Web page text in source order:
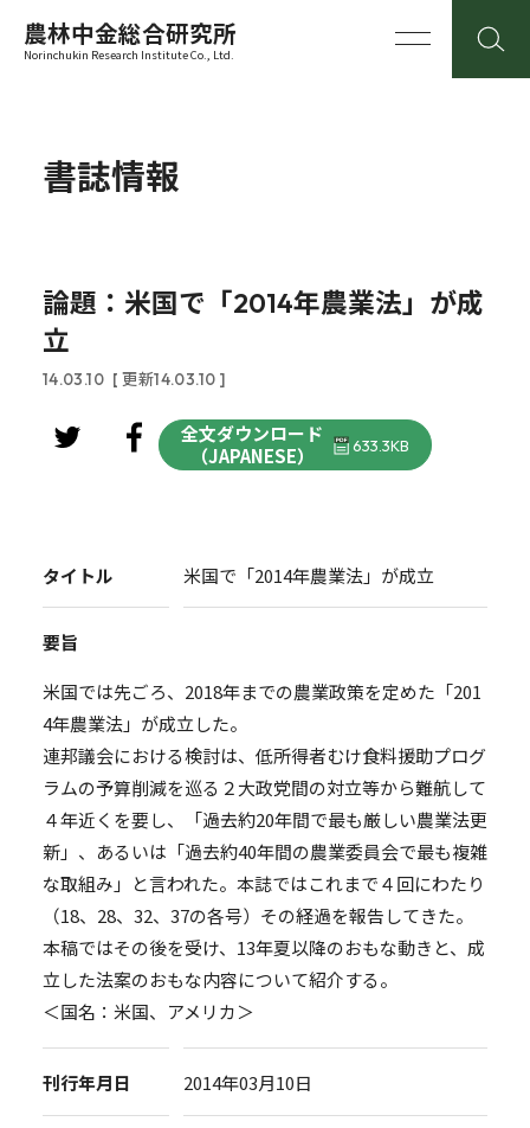
農林中金総合研究所
Norinchukin Research Institute Co., Ltd.
書誌情報
論題：米国で「2014年農業法」が成
立
14.03.10 [ 更新14.03.10 ]
全文ダウンロード
（JAPANESE）
633.3KB
タイトル 米国で「2014年農業法」が成立
要旨
米国では先ごろ、2018年までの農業政策を定めた「201
4年農業法」が成立した。
連邦議会における検討は、低所得者むけ食料援助プログ
ラムの予算削減を巡る２大政党間の対立等から難航して
４年近くを要し、「過去約20年間で最も厳しい農業法更
新」、あるいは「過去約40年間の農業委員会で最も複雑
な取組み」と言われた。本誌ではこれまで４回にわたり
（18、28、32、37の各号）その経過を報告してきた。
本稿ではその後を受け、13年夏以降のおもな動きと、成
立した法案のおもな内容について紹介する。
＜国名：米国、アメリカ＞
刊行年月日 2014年03月10日